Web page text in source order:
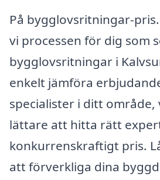
På bygglovsritningar-
vi processen för dig som
bygglovsritningar i
enkelt jämföra
specialister i ditt
lättare att hitta rätt
konkurrenskraftigt pris.
att förverkliga dina